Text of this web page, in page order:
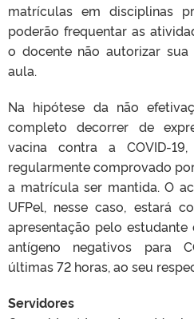
matrículas em disciplinas
poderão frequentar as
o docente não autorizar
aula.
Na hipótese da não
completo decorrer de
vacina contra a COVID-
regularmente comprovado
a matrícula ser mantida. O
UFPel, nesse caso, estará
apresentação pelo estudante
antígeno negativos para
últimas 72 horas, ao seu
Servidores